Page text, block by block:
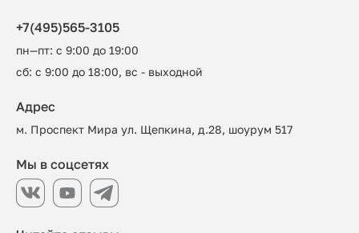
+7(495)565-3105
пн—пт: с 9:00 до 19:00
сб: с 9:00 до 18:00, вс - выходной
Адрес
м. Проспект Мира ул. Щепкина, д.28, шоурум 517
Мы в соцсетях